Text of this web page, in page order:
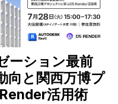
月刊誌
別冊
CGWORLD.jp
SEMINAR
有料セミナー
ーション最前
向と関西万博プ
活用術